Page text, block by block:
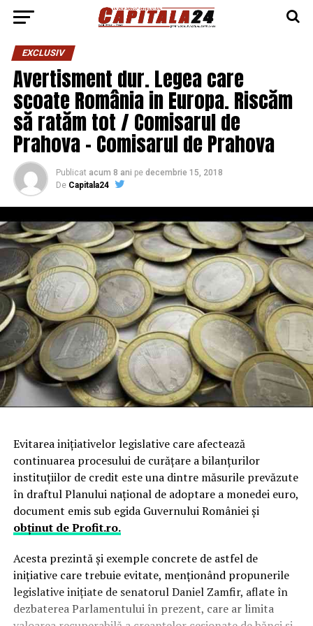
EXCLUSIV
Avertisment dur. Legea care
scoate România in Europa. Riscăm
să ratăm tot / Comisarul de
Prahova – Comisarul de Prahova
Publicat acum 8 ani pe decembrie 15, 2018
De Capitala24
Evitarea iniţiativelor legislative care afectează
continuarea procesului de curăţare a bilanţurilor
instituţiilor de credit este una dintre măsurile prevăzute
în draftul Planului naţional de adoptare a monedei euro,
document emis sub egida Guvernului României şi
obţinut de Profit.ro.
Acesta prezintă şi exemple concrete de astfel de
iniţiative care trebuie evitate, menţionând propunerile
legislative iniţiate de senatorul Daniel Zamfir, aflate în
dezbaterea Parlamentului în prezent, care ar limita